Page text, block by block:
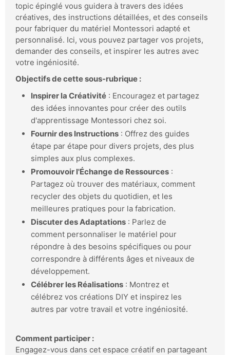
topic épinglé vous guidera à travers des idées
créatives, des instructions détaillées, et des conseils
pour fabriquer du matériel Montessori adapté et
personnalisé. Ici, vous pouvez partager vos projets,
demander des conseils, et inspirer les autres avec
votre ingéniosité.
Objectifs de cette sous-rubrique :
Inspirer la Créativité : Encouragez et partagez
des idées innovantes pour créer des outils
d'apprentissage Montessori chez soi.
Fournir des Instructions : Offrez des guides
étape par étape pour divers projets, des plus
simples aux plus complexes.
Promouvoir l'Échange de Ressources :
Partagez où trouver des matériaux, comment
recycler des objets du quotidien, et les
meilleures pratiques pour la fabrication.
Discuter des Adaptations : Parlez de
comment personnaliser le matériel pour
répondre à des besoins spécifiques ou pour
correspondre à différents âges et niveaux de
développement.
Célébrer les Réalisations : Montrez et
célébrez vos créations DIY et inspirez les
autres par votre travail et votre ingéniosité.
Comment participer :
Engagez-vous dans cet espace créatif en partageant